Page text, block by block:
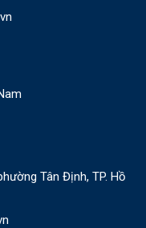
Tân Định, TP. Hồ